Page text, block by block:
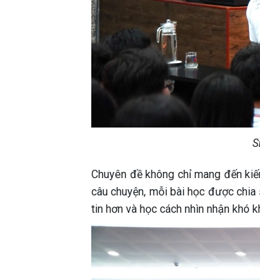
Chuyên đề không chỉ mang đến
câu chuyện, mỗi bài học được
tin hơn và học cách nhìn nhận khó